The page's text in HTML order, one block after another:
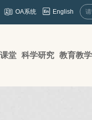
OA系统 English
堂 科学研究 教育教学